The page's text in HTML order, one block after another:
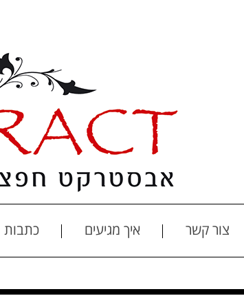
צור קשר איך מגיעים כתבות